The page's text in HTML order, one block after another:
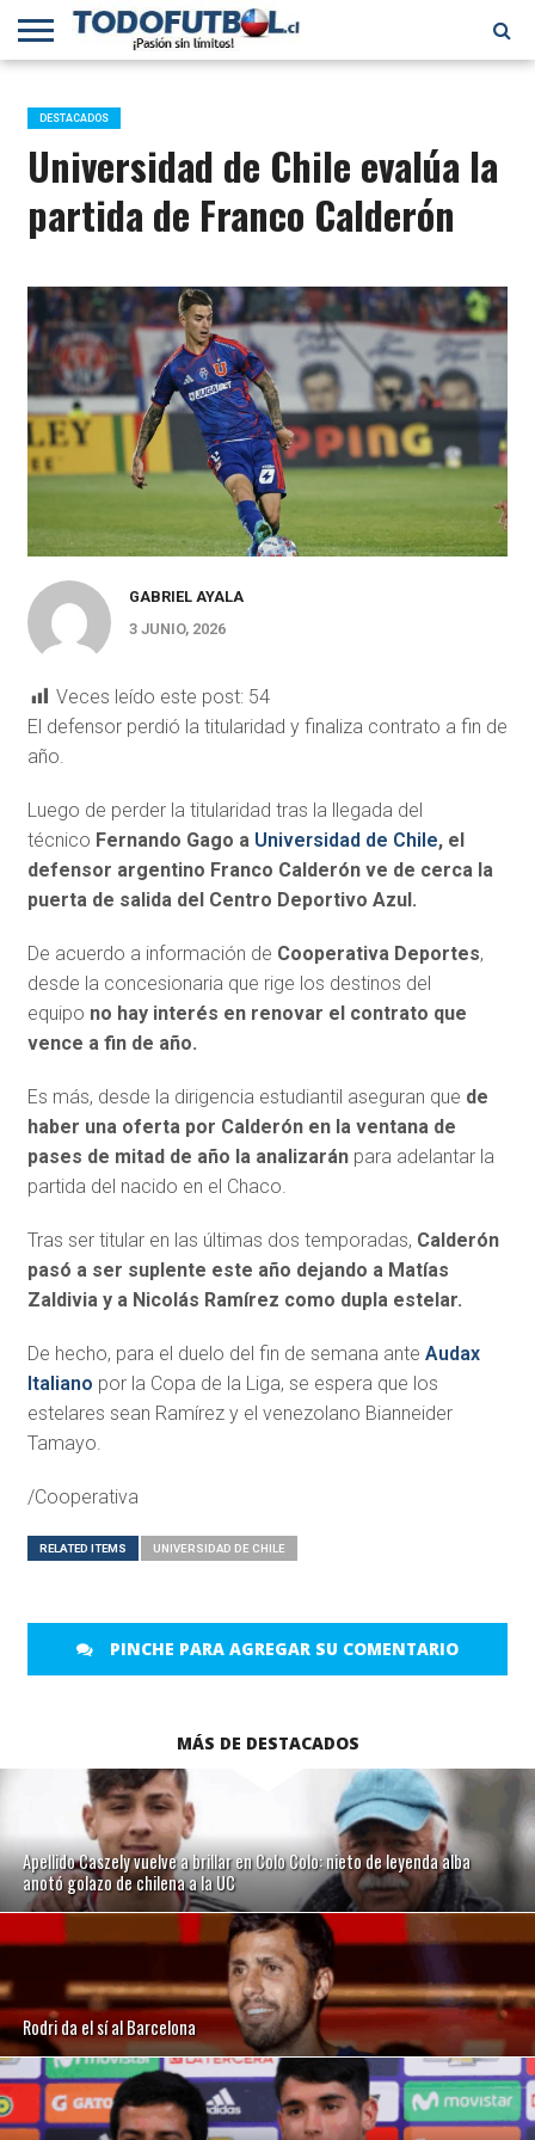
PRIMERA
B
SELECCIÓN
CHILENA
CHILENOS
EN EL
MUNDO
FÚTBOL
INTERNACIONAL
DESTACADOS
Universidad de Chile evalúa la
partida de Franco Calderón
GABRIEL AYALA
3 JUNIO, 2026
Veces leído este post: 54
El defensor perdió la titularidad y finaliza contrato a fin de
año.
Luego de perder la titularidad tras la llegada del
técnico Fernando Gago a Universidad de Chile, el
defensor argentino Franco Calderón ve de cerca la
puerta de salida del Centro Deportivo Azul.
De acuerdo a información de Cooperativa Deportes,
desde la concesionaria que rige los destinos del
equipo no hay interés en renovar el contrato que
vence a fin de año.
Es más, desde la dirigencia estudiantil aseguran que de
haber una oferta por Calderón en la ventana de
pases de mitad de año la analizaránpara adelantar la
partida del nacido en el Chaco.
Tras ser titular en las últimas dos temporadas, Calderón
pasó a ser suplente este año dejando a Matías
Zaldivia y a Nicolás Ramírez como dupla estelar.
De hecho, para el duelo del fin de semana ante Audax
Italiano por la Copa de la Liga, se espera que los
estelares sean Ramírez y el venezolano Bianneider
Tamayo.
/Cooperativa
RELATED ITEMS UNIVERSIDAD DE CHILE
PINCHE PARA AGREGAR SU COMENTARIO
MÁS DE DESTACADOS
Apellido Caszely vuelve a brillar en Colo Colo: nieto de leyenda alba
anotó golazo de chilena a la UC
Rodri da el sí al Barcelona